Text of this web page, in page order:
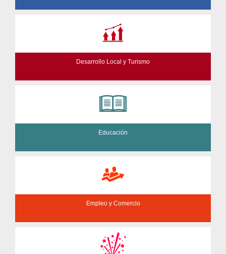
Desarrollo Local y Turismo
Educación
Empleo y Comercio